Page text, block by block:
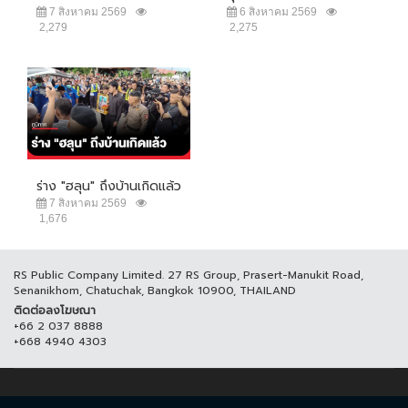
7 สิงหาคม 2569
2,279
6 สิงหาคม 2569
2,275
ร่าง "ฮลุน" ถึงบ้านเกิดแล้ว
7 สิงหาคม 2569
1,676
RS Public Company Limited. 27 RS Group, Prasert-Manukit Road,
Senanikhom, Chatuchak, Bangkok 10900, THAILAND
ติดต่อลงโฆษณา
+66 2 037 8888
+668 4940 4303
© COPYRIGHT 2017 THAICH8.COM, ALL RIGHT RESERVED.